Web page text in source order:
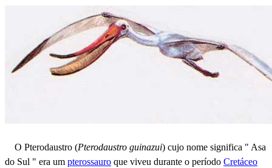
O Pterodaustro (Pterodaustro guinazui) cujo nome significa " Asa
do Sul " era um pterossauro que viveu durante o período Cretáceo